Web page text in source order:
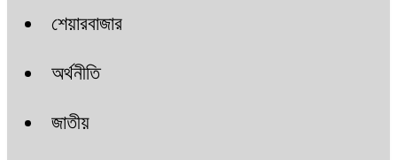
শেয়ারবাজার
অর্থনীতি
জাতীয়